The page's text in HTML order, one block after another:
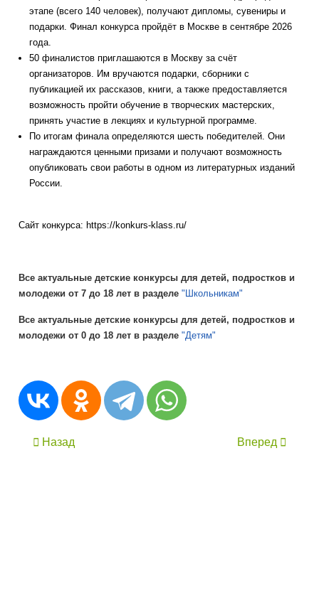
этапе (всего 140 человек), получают дипломы, сувениры и
подарки. Финал конкурса пройдёт в Москве в сентябре 2026
года.
50 финалистов приглашаются в Москву за счёт
организаторов. Им вручаются подарки, сборники с
публикацией их рассказов, книги, а также предоставляется
возможность пройти обучение в творческих мастерских,
принять участие в лекциях и культурной программе.
По итогам финала определяются шесть победителей. Они
награждаются ценными призами и получают возможность
опубликовать свои работы в одном из литературных изданий
России.
Сайт конкурса: https://konkurs-klass.ru/
Все актуальные детские конкурсы для детей, подростков и
молодежи от 7 до 18 лет в разделе"Школьникам"
Все актуальные детские конкурсы для детей, подростков и
молодежи от 0 до 18 лет в разделе"Детям"
Назад Вперед